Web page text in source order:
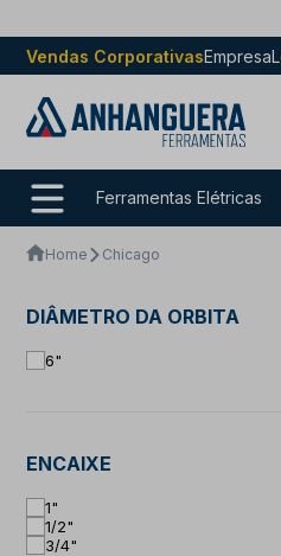
Vendas CorporativasEmpresa
Ferramentas Elétricas
Home Chicago
DIÂMETRO DA ORBITA
6"
ENCAIXE
1"
1/2"
3/4"